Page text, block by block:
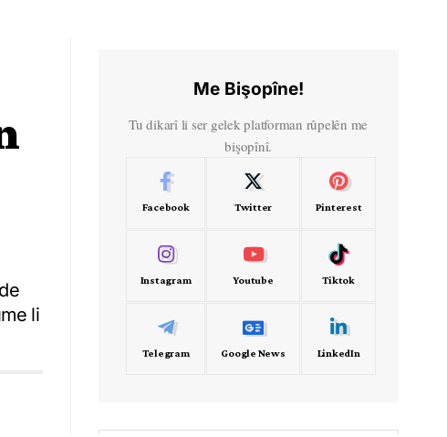
li
Me Bişopîne!
Tu dikarî li ser gelek platforman rûpelên me
bişopînî.
Facebook Twitter Pinterest
Instagram Youtube Tiktok
Telegram Google News LinkedIn